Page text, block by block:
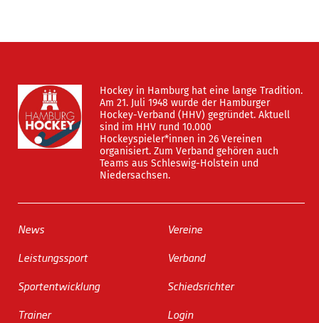
Hockey in Hamburg hat eine lange Tradition.
Am 21. Juli 1948 wurde der Hamburger
Hockey-Verband (HHV) gegründet. Aktuell
sind im HHV rund 10.000
Hockeyspieler*innen in 26 Vereinen
organisiert. Zum Verband gehören auch
Teams aus Schleswig-Holstein und
Niedersachsen.
News
Leistungssport
Sportentwicklung
Trainer
Vereine
Verband
Schiedsrichter
Login